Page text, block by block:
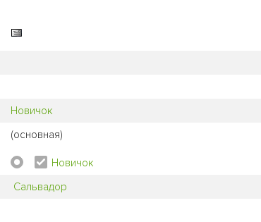
Новичок
(основная)
Новичок
Сальвадор